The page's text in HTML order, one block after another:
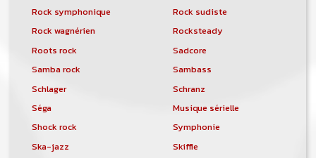
Rock symphonique
Rock sudiste
Rock wagnérien
Rocksteady
Roots rock
Sadcore
Samba rock
Sambass
Schlager
Schranz
Séga
Musique sérielle
Shock rock
Symphonie
Ska-jazz
Skiffle